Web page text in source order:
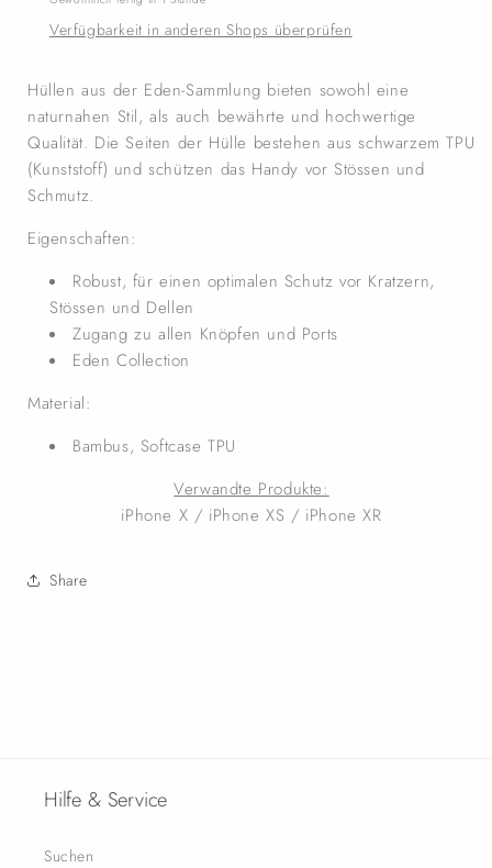
Verfügbarkeit in anderen Shops überprüfen
Hüllen aus der Eden-Sammlung bieten sowohl eine
naturnahen Stil, als auch bewährte und hochwertige
Qualität. Die Seiten der Hülle bestehen aus schwarzem TPU
(Kunststoff) und schützen das Handy vor Stössen und
Schmutz.
Eigenschaften:
Robust, für einen optimalen Schutz vor Kratzern,
Stössen und Dellen
Zugang zu allen Knöpfen und Ports
Eden Collection
Material:
Bambus, Softcase TPU
Verwandte Produkte:
iPhone X / iPhone XS / iPhone XR
Share
Hilfe & Service
Suchen